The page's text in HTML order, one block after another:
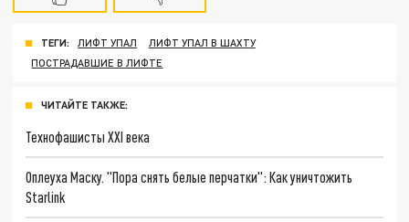
ТЕГИ: ЛИФТ УПАЛ
ЛИФТ УПАЛ В ШАХТУ
ПОСТРАДАВШИЕ В ЛИФТЕ
ЧИТАЙТЕ ТАКЖЕ:
Технофашисты XXI века
Оплеуха Маску. "Пора снять белые перчатки": Как уничтожить
Starlink